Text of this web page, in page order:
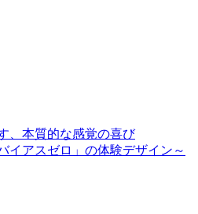
、本質的な感覚の喜び
イアスゼロ」の体験デザイン～